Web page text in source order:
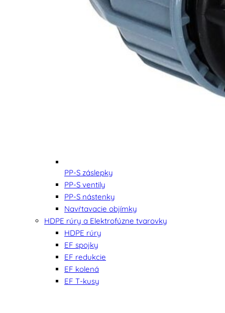
PP-S záslepky
PP-S ventily
PP-S nástenky
Navŕtavacie objímky
HDPE rúry a Elektrofúzne tvarovky
HDPE rúry
EF spojky
EF redukcie
EF kolená
EF T-kusy